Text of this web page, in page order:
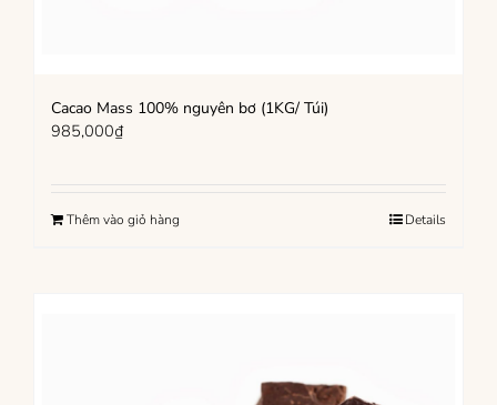
Cacao Mass 100% nguyên bơ (1KG/ Túi)
985,000₫
Thêm vào giỏ hàng Details